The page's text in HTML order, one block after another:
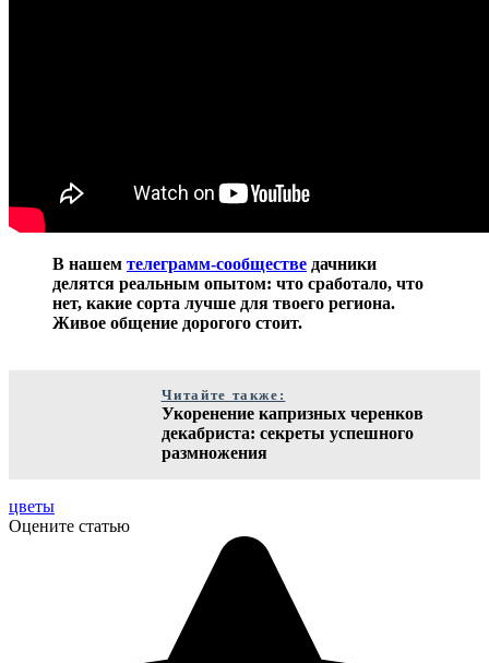
В нашем телеграмм-сообществе дачники
делятся реальным опытом: что сработало, что
нет, какие сорта лучше для твоего региона.
Живое общение дорогого стоит.
Читайте также:
Укоренение капризных черенков
декабриста: секреты успешного
размножения
цветы
Оцените статью